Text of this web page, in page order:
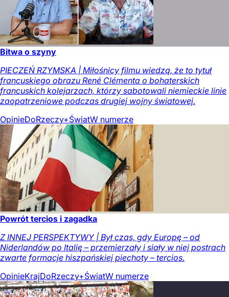
Bitwa o szyny
PIECZEŃ RZYMSKA | Miłośnicy filmu wiedzą, że to tytuł
francuskiego obrazu René Clémenta o bohaterskich
francuskich kolejarzach, którzy sabotowali niemieckie linie
zaopatrzeniowe podczas drugiej wojny światowej.
OpinieDoRzeczy+ŚwiatW numerze
Powrót tercios i zagadka
Z INNEJ PERSPEKTYWY | Był czas, gdy Europę – od
Niderlandów po Italię – przemierzały i siały w niej postrach
zwarte formacje hiszpańskiej piechoty – tercios.
OpinieKrajDoRzeczy+ŚwiatW numerze